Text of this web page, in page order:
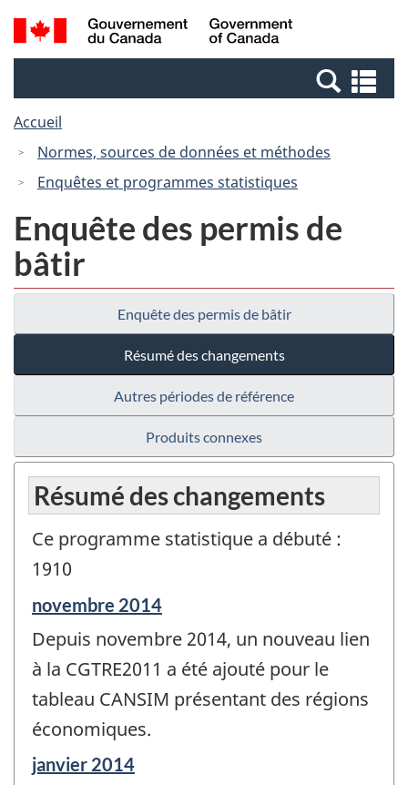
Passer
au
Passer
à
Canada
Recherche
et
et
Accueil
Normes, sources de données et méthodes
Enquêtes et programmes statistiques
Enquête des permis de
bâtir
Enquête des permis de bâtir
Résumé des changements
Autres périodes de référence
Produits connexes
Résumé des changements
Ce programme statistique a débuté :
1910
Période
référence
de
-
novembre 2014
Depuis novembre 2014, un nouveau lien
à la CGTRE2011 a été ajouté pour le
tableau CANSIM présentant des régions
économiques.
Période
janvier 2014